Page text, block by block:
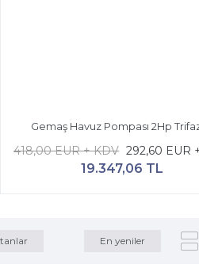
Gemaş Havuz Pompası 2Hp
418,00 EUR + KDV 292,60 EUR
19.347,06 TL
En yeniler